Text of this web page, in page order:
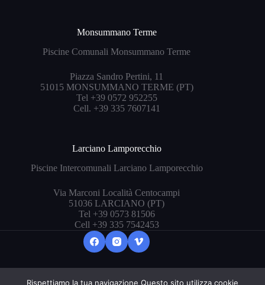
Monsummano Terme
Piscine Comunali Monsummano Terme
Piazza Sandro Pertini, 11
51015 MONSUMMANO TERME (PT)
Tel +39 0572 952255
Cell. +39 335 7607141
Larciano Lamporecchio
Piscine Intercomunali Larciano Lamporecchio
Via Marconi Località Centocampi
51036 LARCIANO (PT)
Tel +39 0573 81506
Cell +39 335 7542453
Rispettiamo la tua navigazione Questo sito utilizza cookie